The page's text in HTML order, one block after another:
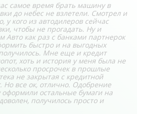
самое время брать машину в
до небес не взлетели. Смотрел и
у кого из автодилеров сейчас
чтобы не прогадать. Ну и
Авто как раз с банками партнерок
быстро и на выгодных
Мне еще и кредит
хоть и история у меня была не
просрочек в прошлые
не закрытая с кредитной
Но все ок, отлично. Одобрение
оформили остальные бумаги на
получилось просто и